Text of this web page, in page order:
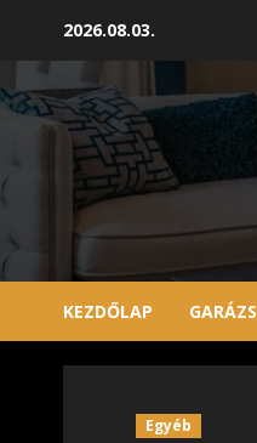
2026.08.03.
KEZDŐLAP GARÁZS
Egyéb